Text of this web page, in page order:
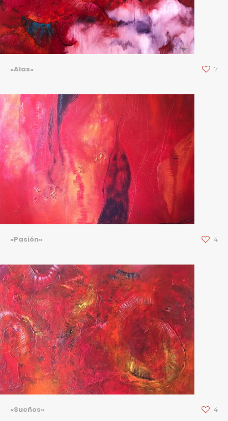
«Alas» 7
«Pasión» 4
«Sueños» 4